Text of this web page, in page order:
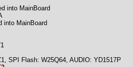
into MainBoard
into MainBoard
SPI Flash: W25Q64, AUDIO: YD1517P